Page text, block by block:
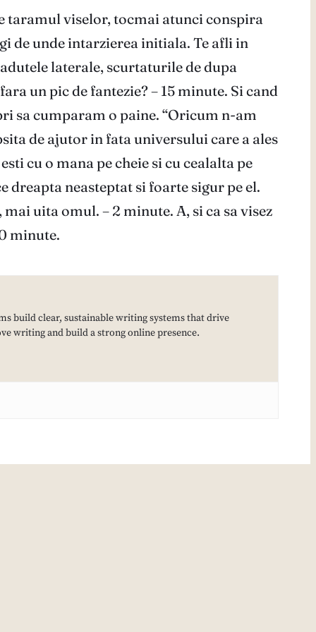
taramul viselor, tocmai atunci conspira
de unde intarzierea initiala. Te afli in
laterale, scurtaturile de dupa
un pic de fantezie? – 15 minute. Si cand
sa cumparam o paine. “Oricum n-am
de ajutor in fata universului care a ales
cu o mana pe cheie si cu cealalta pe
neasteptat si foarte sigur pe el.
uita omul. – 2 minute. A, si ca sa visez
minute.
build clear, sustainable writing systems that drive
writing and build a strong online presence.